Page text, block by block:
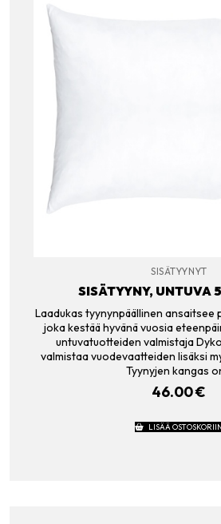
SISÄTYYNYT
SISÄTYYNY, UNTUVA
Laadukas tyynynpäällinen ansaitsee
joka kestää hyvänä vuosia
untuvatuotteiden valmistaja
valmistaa vuodevaatteiden lisäksi
Tyynyjen kangas
46.00€
LISÄÄ OSTOSKORIIN